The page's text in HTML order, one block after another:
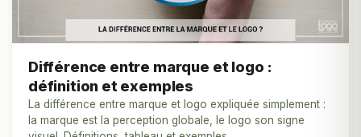
Différence entre marque et logo :
définition et exemples
La différence entre marque et logo expliquée simplement :
la marque est la perception globale, le logo son signe